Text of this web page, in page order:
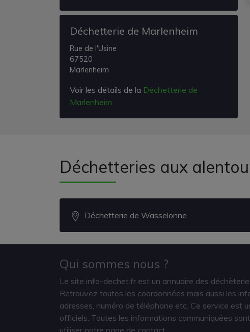
Déchetterie de Marlenheim
Rue de l'Usine
67520
Marlenheim
Voir les détails de la Déchetterie de
Marlenheim
Déchetteries aux
Déchetterie de Wasselonne
Qui sommes nous ?
Le site info-dechet.fr est un annuaire des
Retrouvez toutes les coordonnées mais aussi les
adresses, numéro de téléphone etc. Ce service est
officiels. Toutes les informations communiquées
utiliser notre page de contact.